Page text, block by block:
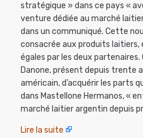
stratégique » dans ce pays «
venture dédiée au marché
dans un communiqué. Cette
consacrée aux produits
égales par les deux
Danone, présent depuis trente
américain, d’acquérir les parts
dans Mastellone Hermanos, «
marché laitier argentin depuis
Lire la suite